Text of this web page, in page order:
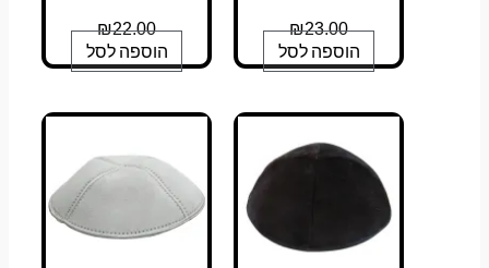
₪23.00
הוספה לסל
₪22.00
הוספה לסל